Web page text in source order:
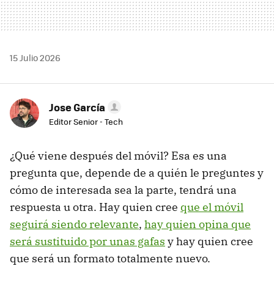
15 Julio 2026
Jose García
Editor Senior - Tech
¿Qué viene después del móvil? Esa es una
pregunta que, depende de a quién le preguntes y
cómo de interesada sea la parte, tendrá una
respuesta u otra. Hay quien cree que el móvil
seguirá siendo relevante, hay quien opina que
será sustituido por unas gafas y hay quien cree
que será un formato totalmente nuevo.